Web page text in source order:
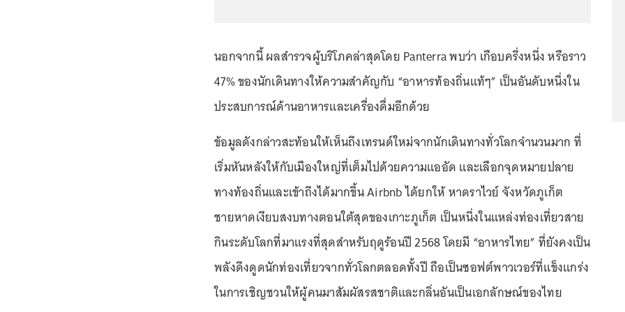
นอกจากนี้ ผลสำรวจผู้บริโภคล่าสุดโดย Panterra พบว่า เกือบครึ่งหนึ่ง หรือราว
47% ของนักเดินทางให้ความสำคัญกับ “อาหารท้องถิ่นแท้ๆ” เป็นอันดับหนึ่งใน
ประสบการณ์ด้านอาหารและเครื่องดื่มอีกด้วย
ข้อมูลดังกล่าวสะท้อนให้เห็นถึงเทรนด์ใหม่จากนักเดินทางทั่วโลกจำนวนมาก ที่
เริ่มหันหลังให้กับเมืองใหญ่ที่เต็มไปด้วยความแออัด และเลือกจุดหมายปลาย
ทางท้องถิ่นและเข้าถึงได้มากขึ้น Airbnb ได้ยกให้ หาดราไวย์ จังหวัดภูเก็ต
ชายหาดเงียบสงบทางตอนใต้สุดของเกาะภูเก็ต เป็นหนึ่งในแหล่งท่องเที่ยวสาย
กินระดับโลกที่มาแรงที่สุดสำหรับฤดูร้อนปี 2568 โดยมี “อาหารไทย” ที่ยังคงเป็น
พลังดึงดูดนักท่องเที่ยวจากทั่วโลกตลอดทั้งปี ถือเป็นซอฟต์พาวเวอร์ที่แข็งแกร่ง
ในการเชิญชวนให้ผู้คนมาสัมผัสรสชาติและกลิ่นอันเป็นเอกลักษณ์ของไทย